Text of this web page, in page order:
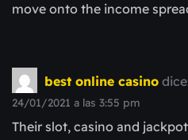
move onto the income
best online casino
24/01/2021 a las 3:55 pm
Their slot, casino and